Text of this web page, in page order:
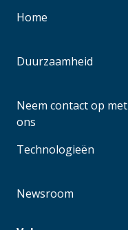
Home
Duurzaamheid
Neem contact op met
ons
Technologieën
Newsroom